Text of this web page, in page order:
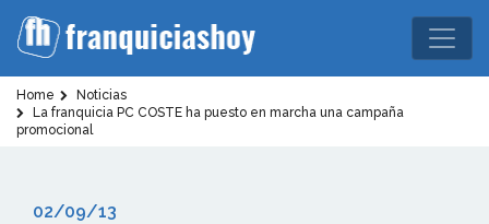
Home
Noticias
La franquicia PC COSTE ha puesto en marcha una campaña
promocional
02/09/13